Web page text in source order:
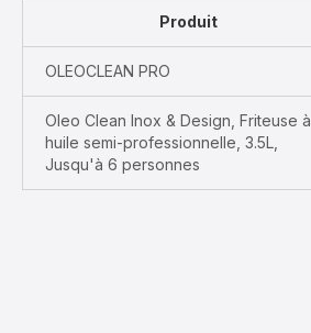
Produit
OLEOCLEAN PRO
Oleo Clean Inox & Design, Friteuse à
huile semi-professionnelle, 3.5L,
Jusqu'à 6 personnes